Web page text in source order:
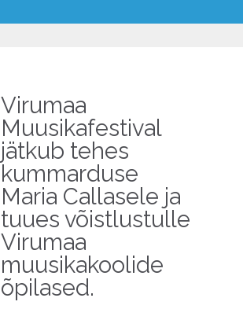
Virumaa
Muusikafestival
jätkub tehes
kummarduse
Maria Callasele ja
tuues võistlustulle
Virumaa
muusikakoolide
õpilased.